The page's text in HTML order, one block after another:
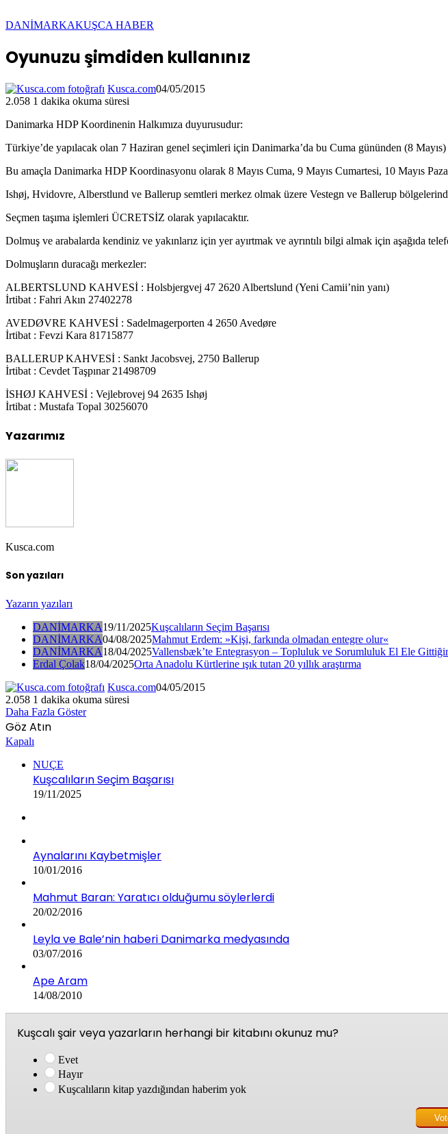
DANİMARKAKUŞCA HABER
Oyunuzu şimdiden kullanınız
Kusca.com04/05/2015
2.058 1 dakika okuma süresi
Danimarka HDP Koordinenin Halkımıza duyurusudur:
Türkiye’de yapılacak olan 7 Haziran genel seçimleri için Danimarka’da bu Cuma gününden (8
Bu amaçla Danimarka HDP Koordinasyonu olarak 8 Mayıs Cuma, 9 Mayıs Cumartesi, 10 Mayıs
Ishøj, Hvidovre, Alberstlund ve Ballerup semtleri merkez olmak üzere Vestegn ve Ballerup
Seçmen taşıma işlemleri ÜCRETSİZ olarak yapılacaktır.
Dolmuş ve arabalarda kendiniz ve yakınlarız için yer ayırtmak ve ayrıntılı bilgi almak için aşağıda
Dolmuşların duracağı merkezler:
ALBERTSLUND KAHVESİ : Holsbjergvej 47 2620 Albertslund (Yeni Camii’nin yanı)
İrtibat : Fahri Akın 27402278
AVEDØVRE KAHVESİ : Sadelmagerporten 4 2650 Avedøre
İrtibat : Fevzi Kara 81715877
BALLERUP KAHVESİ : Sankt Jacobsvej, 2750 Ballerup
İrtibat : Cevdet Taşpınar 21498709
İSHØJ KAHVESİ : Vejlebrovej 94 2635 Ishøj
İrtibat : Mustafa Topal 30256070
Yazarımız
Kusca.com
Son yazıları
Yazarın yazıları
DANİMARKA19/11/2025Kuşcalıların Seçim Başarısı
DANİMARKA04/08/2025Mahmut Erdem: »Kişi, farkında olmadan entegre olur«
DANİMARKA18/04/2025Vallensbæk’te Entegrasyon – Topluluk ve Sorumluluk El Ele
Erdal Çolak18/04/2025Orta Anadolu Kürtlerine ışık tutan 20 yıllık araştırma
Kusca.com04/05/2015
2.058 1 dakika okuma süresi
Daha Fazla Göster
Göz Atın
Kapalı
NUÇE
Kuşcalıların Seçim Başarısı
19/11/2025
Aynalarını Kaybetmişler
10/01/2016
Mahmut Baran: Yaratıcı olduğumu söylerlerdi
20/02/2016
Leyla ve Bale’nin haberi Danimarka medyasında
03/07/2016
Ape Aram
14/08/2010
Kuşcalı şair veya yazarların herhangi bir kitabını okunuz mu?
Evet
Hayır
Kuşcalıların kitap yazdığından haberim yok